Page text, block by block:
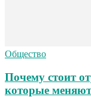
Общество
Почему стоит
которые